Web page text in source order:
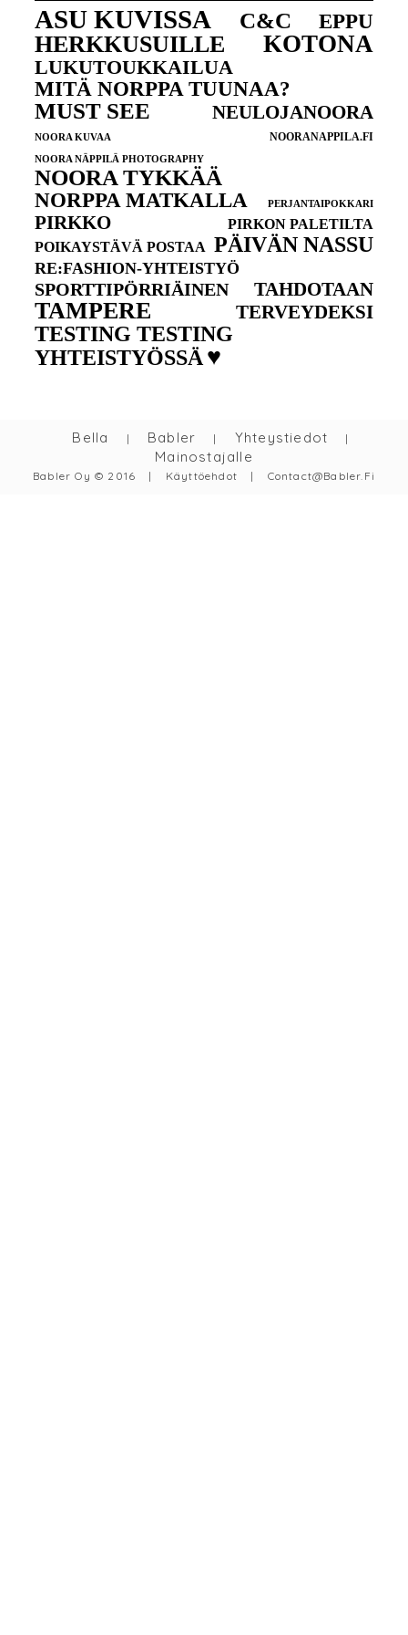
ASU KUVISSA C&C EPPU
HERKKUSUILLE KOTONA
LUKUTOUKKAILUA
MITÄ NORPPA TUUNAA?
MUST SEE NEULOJANOORA
NOORA KUVAA NOORANAPPILA.FI
NOORA NÄPPILÄ PHOTOGRAPHY
NOORA TYKKÄÄ
NORPPA MATKALLA PERJANTAIPOKKARI
PIRKKO
PIRKON PALETILTA
POIKAYSTÄVÄ POSTAA PÄIVÄN NASSU
RE:FASHION-YHTEISTYÖ
SPORTTIPÖRRIÄINEN TAHDOTAAN
TAMPERE TERVEYDEKSI
TESTING TESTING
YHTEISTYÖSSÄ ♥
Bella | Babler | Yhteystiedot |
Mainostajalle
Babler Oy © 2016 | Käyttöehdot | Contact@babler.fi